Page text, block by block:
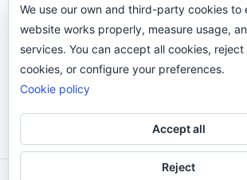
Y si una persona no puede tener
le quiten el teléfono.
We use our own and third-party cookies to
website works properly, measure usage,
services. You can accept all cookies,
cookies, or configure your preferences.
Cookie policy
Accept all
Reject